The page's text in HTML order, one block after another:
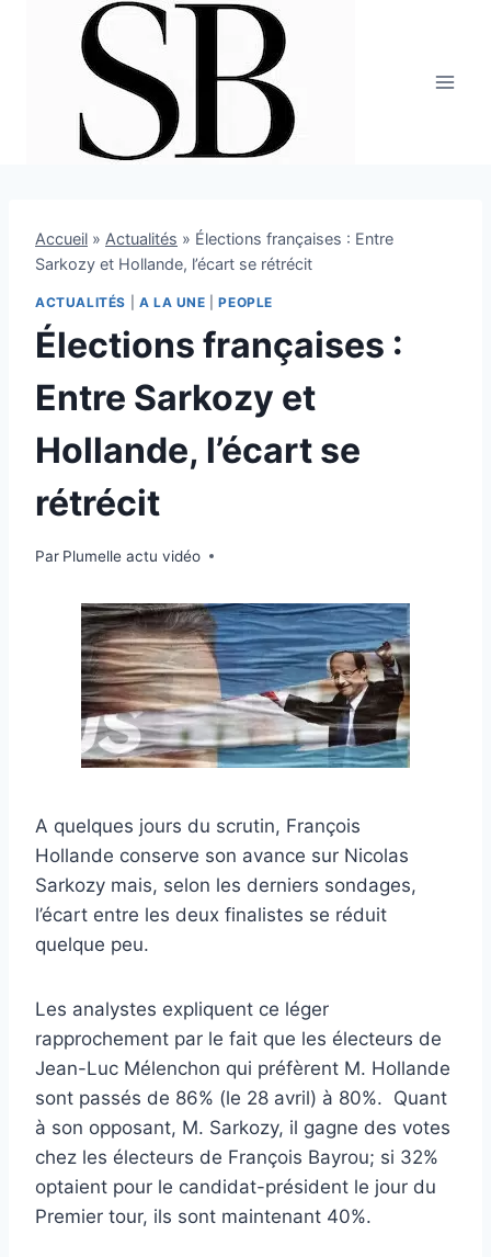
Accueil » Actualités » Élections françaises : Entre
Sarkozy et Hollande, l’écart se rétrécit
ACTUALITÉS A LA UNE |PEOPLE
Élections françaises :
Entre Sarkozy et
Hollande, l’écart se
rétrécit
Par Plumelle actu vidéo
1 mai 2012
A quelques jours du scrutin, François
Hollande conserve son avance sur Nicolas
Sarkozy mais, selon les derniers sondages,
l’écart entre les deux finalistes se réduit
quelque peu.
Les analystes expliquent ce léger
rapprochement par le fait que les électeurs de
Jean-Luc Mélenchon qui préfèrent M. Hollande
sont passés de 86% (le 28 avril) à 80%. Quant
à son opposant, M. Sarkozy, il gagne des votes
chez les électeurs de François Bayrou; si 32%
optaient pour le candidat-président le jour du
Premier tour, ils sont maintenant 40%.